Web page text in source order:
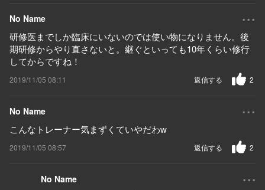
No Name ...
研修医までしか臨床にいないのでは使い物になりません。後
期研修からやり直さないと。継ぐといっても10年くらい修行
してからですね！
2019/11/05 08:11 2
返信する
No Name ...
こんなトレーナー気まずくていやだわw
2019/11/05 08:57 2
返信する
No Name ...